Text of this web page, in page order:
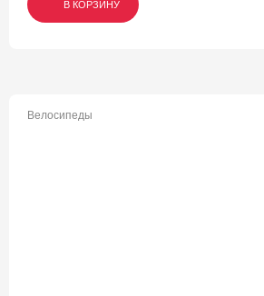
В КОРЗИНУ
В КОРЗИНУ
В КОРЗИНУ
Велосипеды